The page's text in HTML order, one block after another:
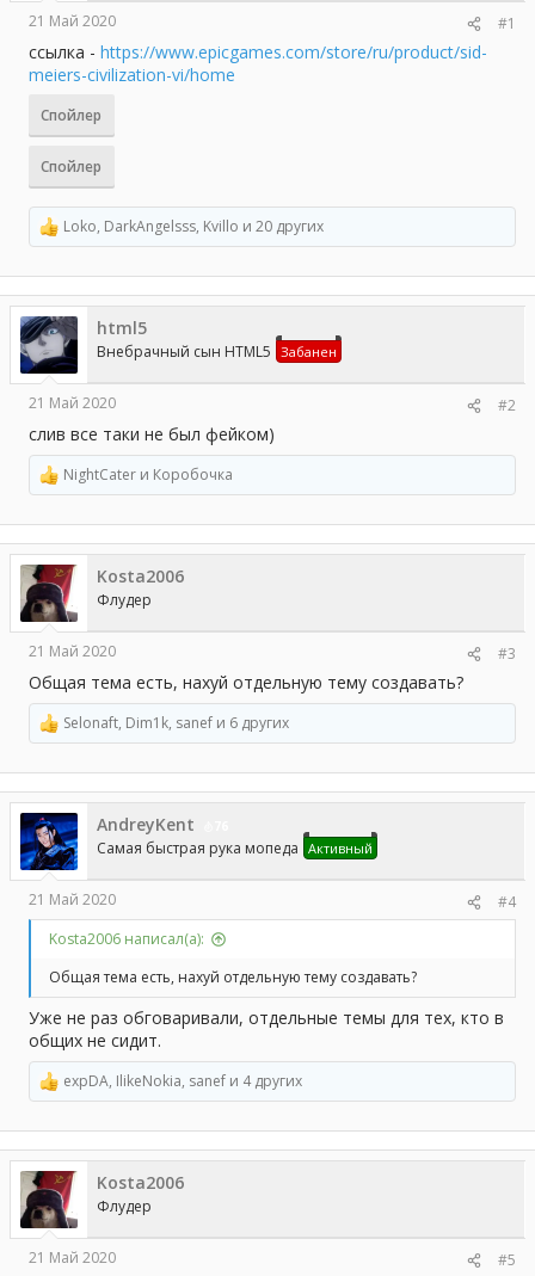
21 Май 2020 #1
ссылка - https://www.epicgames.com/store/ru/product/sid-
meiers-civilization-vi/home
Спойлер
Спойлер
Р
е
а
к
ц
и
и
:
Loko, DarkAngelsss, Kvillo и 20 других
html5
Внебрачный сын HTML5 Забанен
21 Май 2020 #2
слив все таки не был фейком)
Р
е
а
к
ц
и
и
:
NightCater и Коробочка
Kosta2006
Флудер
21 Май 2020 #3
Общая тема есть, нахуй отдельную тему создавать?
Р
е
а
к
ц
и
и
:
Selonaft, Dim1k, sanef и 6 других
AndreyKent
Самая быстрая рука мопеда Активный
21 Май 2020
#4
Kosta2006 написал(а):
Общая тема есть, нахуй отдельную тему создавать?
Уже не раз обговаривали, отдельные темы для тех, кто в
общих не сидит.
Р
е
а
к
ц
и
и
:
expDA, IlikeNokia, sanef и 4 других
Kosta2006
Флудер
21 Май 2020 #5